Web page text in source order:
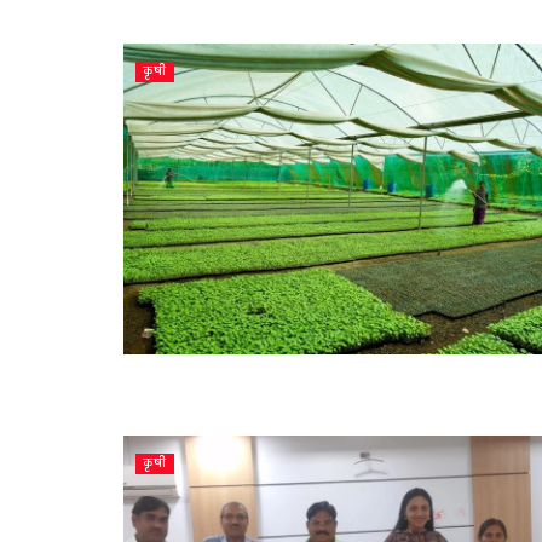
कृषी
कृषी